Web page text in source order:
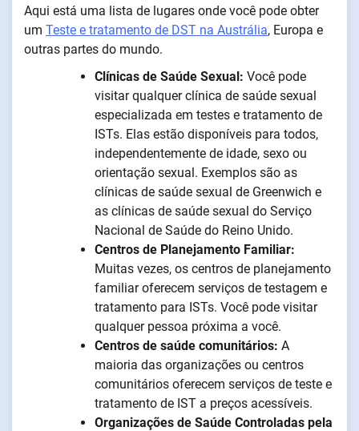
Aqui está uma lista de lugares onde você pode obter
um Teste e tratamento de DST na Austrália, Europa e
outras partes do mundo.
Clínicas de Saúde Sexual: Você pode
visitar qualquer clínica de saúde sexual
especializada em testes e tratamento de
ISTs. Elas estão disponíveis para todos,
independentemente de idade, sexo ou
orientação sexual. Exemplos são as
clínicas de saúde sexual de Greenwich e
as clínicas de saúde sexual do Serviço
Nacional de Saúde do Reino Unido.
Centros de Planejamento Familiar:
Muitas vezes, os centros de planejamento
familiar oferecem serviços de testagem e
tratamento para ISTs. Você pode visitar
qualquer pessoa próxima a você.
Centros de saúde comunitários: A
maioria das organizações ou centros
comunitários oferecem serviços de teste e
tratamento de IST a preços acessíveis.
Organizações de Saúde Controladas pela